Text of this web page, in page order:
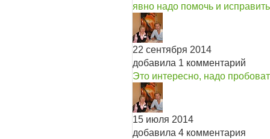
явно надо помочь и исправить
22 сентября 2014
добавила 1 комментарий
Это интересно, надо
15 июля 2014
добавила 4 комментария